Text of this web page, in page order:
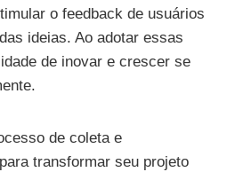
o feedback de usuários
ideias. Ao adotar essas
de inovar e crescer se
de coleta e
transformar seu projeto